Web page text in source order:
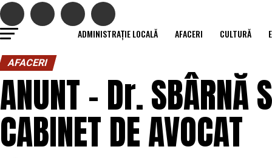
ADMINISTRAȚIE LOCALĂ AFACERI CULTURĂ
AFACERI
ANUNT – Dr. SBÂRNĂ
CABINET DE AVOCAT